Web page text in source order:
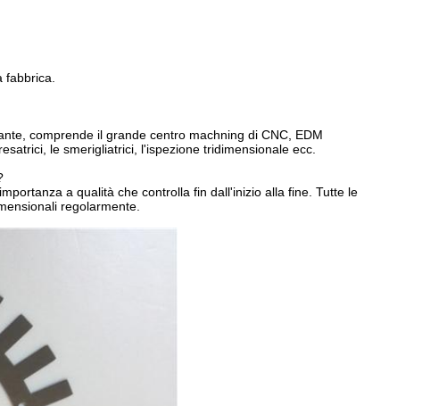
fabbrica.
comprende il grande centro machning di CNC, EDM
le smerigliatrici, l'ispezione tridimensionale ecc.
a qualità che controlla fin dall'inizio alla fine. Tutte le
regolarmente.